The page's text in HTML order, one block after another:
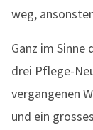
weg,
Ganz im
drei Pflege-
vergangenen
und ein